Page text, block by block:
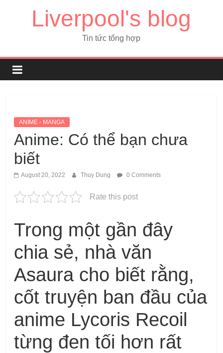
Liverpool's blog
Tin tức tổng hợp
ANIME - MANGA
Anime: Có thể bạn chưa
biết
August 20, 2022 Thuy Dung 0 Comments
Rate this post
Trong một gần đây
chia sẻ, nhà văn
Asaura cho biết rằng,
cốt truyện ban đầu của
anime Lycoris Recoil
từng đen tối hơn rất